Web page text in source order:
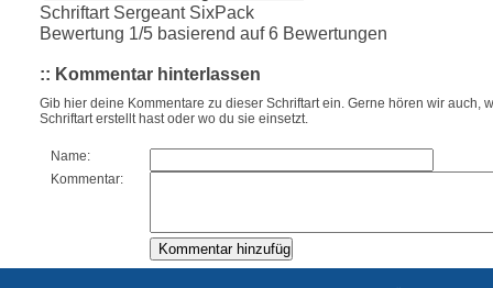
Schriftart Sergeant SixPack
Bewertung 1/5 basierend auf6 Bewertungen
:: Kommentar hinterlassen
Gib hier deine Kommentare zu dieser Schriftart ein. Gerne hören wir auch,
Schriftart erstellt hast oder wo du sie einsetzt.
Name:
Kommentar: